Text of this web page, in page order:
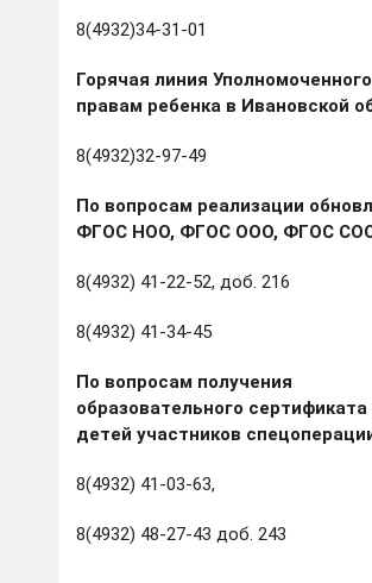
8(4932)34-31-01
Горячая линия
правам ребенка в Ивановской
8(4932)32-97-49
По вопросам реализации
ФГОС НОО, ФГОС ООО, ФГОС
8(4932) 41-22-52, доб. 216
8(4932) 41-34-45
По вопросам получения
образовательного
детей участников
8(4932) 41-03-63,
8(4932) 48-27-43 доб. 243